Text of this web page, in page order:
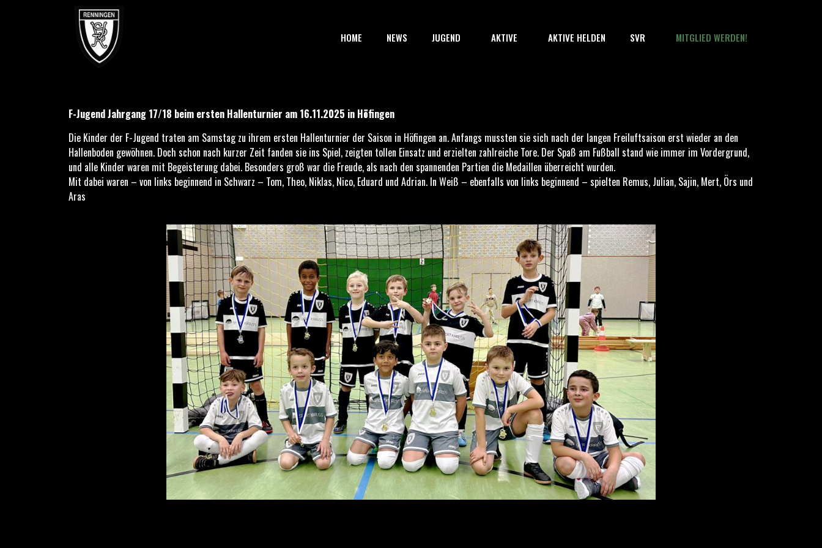
HOME NEWS JUGEND AKTIVE AKTIVE HELDEN SVR MITGLIED WERDEN!
F-Jugend Jahrgang 17/18 beim ersten Hallenturnier am 16.11.2025 in Höfingen
Die Kinder der F-Jugend traten am Samstag zu ihrem ersten Hallenturnier der Saison in Höfingen an. Anfangs mussten sie sich nach der langen Freiluftsaison erst wieder an den
Hallenboden gewöhnen. Doch schon nach kurzer Zeit fanden sie ins Spiel, zeigten tollen Einsatz und erzielten zahlreiche Tore. Der Spaß am Fußball stand wie immer im Vordergrund,
und alle Kinder waren mit Begeisterung dabei. Besonders groß war die Freude, als nach den spannenden Partien die Medaillen überreicht wurden.
Mit dabei waren – von links beginnend in Schwarz – Tom, Theo, Niklas, Nico, Eduard und Adrian. In Weiß – ebenfalls von links beginnend – spielten Remus, Julian, Sajin, Mert, Örs und
Aras